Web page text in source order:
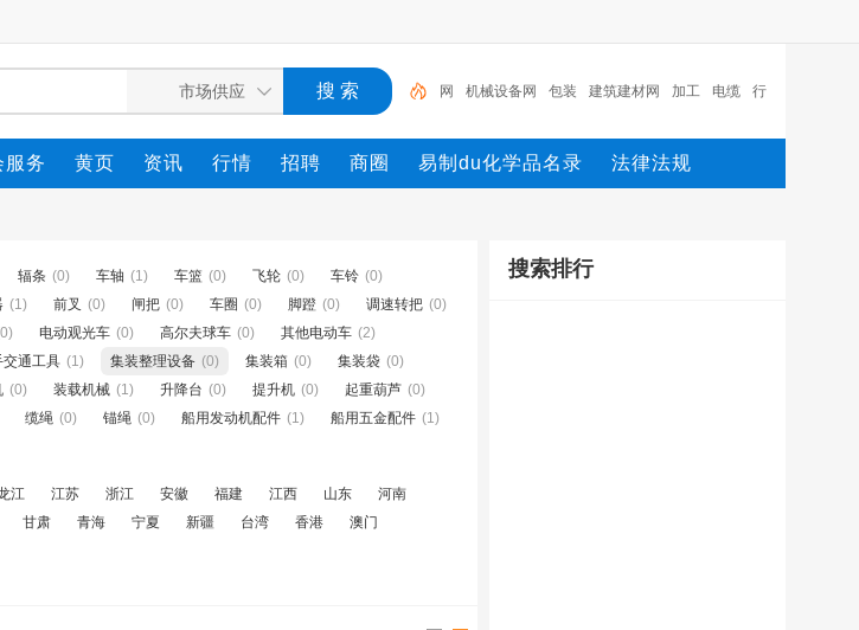
网 机械设备网 包装 建筑建材网 加工 电缆 行
业设备 陶瓷纤维模块 测量 环保设备 网
服务 黄页 资讯 行情 招聘 商圈 易制du化学品名录 法律法规
辐条 (0) 车轴 (1) 车篮 (0) 飞轮 (0) 车铃 (0)
(1) 前叉 (0) 闸把 (0) 车圈 (0) 脚蹬 (0) 调速转把 (0)
电动观光车 (0) 高尔夫球车 (0) 其他电动车 (2)
交通工具 (1) 集装整理设备 (0) 集装箱 (0) 集装袋 (0)
(0) 装载机械 (1) 升降台 (0) 提升机 (0) 起重葫芦 (0)
缆绳 (0) 锚绳 (0) 船用发动机配件 (1) 船用五金配件 (1)
江 江苏 浙江 安徽 福建 江西 山东
河南
甘肃 青海 宁夏 新疆 台湾 香港 澳门
搜索排行